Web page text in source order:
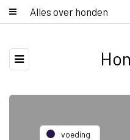
Alles over honden
voeding